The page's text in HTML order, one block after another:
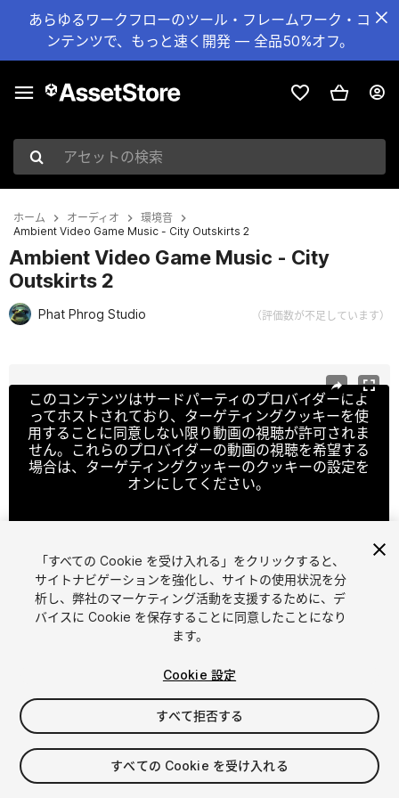
あらゆるワークフローのツール・フレームワーク・コ
ンテンツで、もっと速く開発 — 全品50%オフ。
アセットの検索
ホーム オーディオ
環境音
Ambient Video Game Music - City Outskirts 2
Ambient Video Game Music - City
Outskirts 2
Phat Phrog Studio （評価数が不足しています）
このコンテンツはサードパーティのプロバイダーによ
ってホストされており、ターゲティングクッキーを使
用することに同意しない限り動画の視聴が許可されま
せん。これらのプロバイダーの動画の視聴を希望する
場合は、ターゲティングクッキーのクッキーの設定を
オンにしてください。
クッキーの設定
1/4
$15
消費税は決済時に計算されます
「すべての Cookie を受け入れる」をクリックすると、
サイトナビゲーションを強化し、サイトの使用状況を分
析し、弊社のマーケティング活動を支援するために、デ
バイスに Cookie を保存することに同意したことになり
ます。
Cookie 設定
すべて拒否する
すべての Cookie を受け入れる